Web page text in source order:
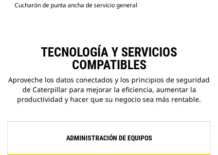
Cucharón de punta ancha de servicio general
TECNOLOGÍA Y SERVICIOS
COMPATIBLES
Aproveche los datos conectados y los principios de seguridad
de Caterpillar para mejorar la eficiencia, aumentar la
productividad y hacer que su negocio sea más rentable.
ADMINISTRACIÓN DE EQUIPOS